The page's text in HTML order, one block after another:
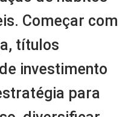
Começar com
títulos
investimento
para